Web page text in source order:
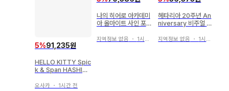
5%91,235원
HELLO KITTY Spic
k & Span HASHIBA
오사카 ・ 1시간 전
나의 히어로 아카데미
아 올마이트 사인 포함
지역정보 없음 ・ 1시간 전
헤타리아 20주년 An
niversary 비주얼 보
지역정보 없음 ・ 1시간 전